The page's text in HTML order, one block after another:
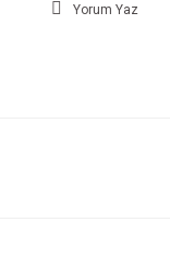
Yorum Yaz